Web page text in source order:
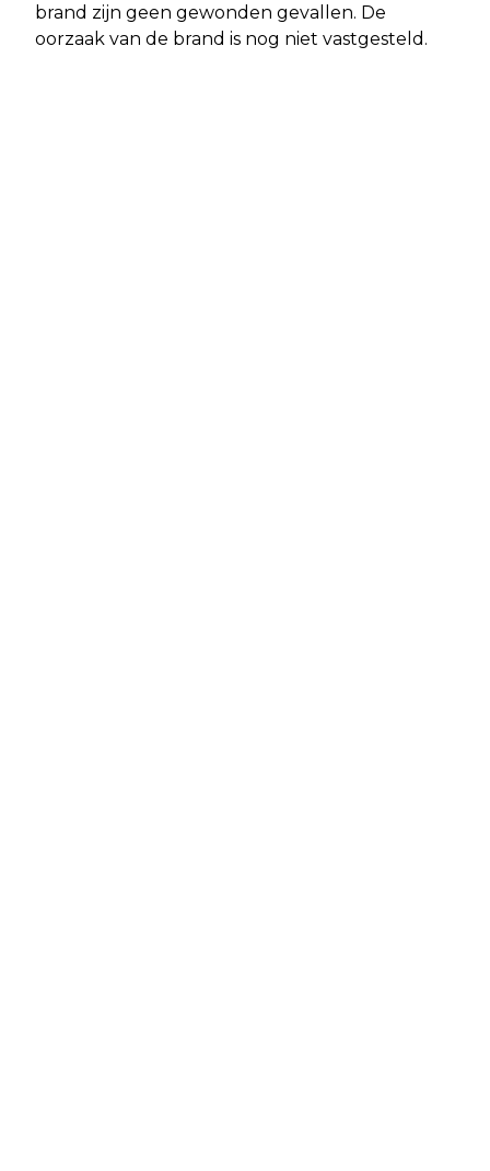
brand zijn geen gewonden gevallen. De
oorzaak van de brand is nog niet vastgesteld.